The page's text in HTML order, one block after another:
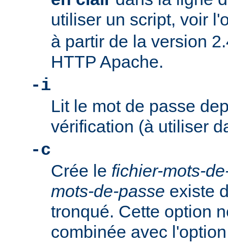
utiliser un script, voir
à partir de la version
HTTP Apache.
-i
Lit le mot de passe
vérification (à utiliser
-c
Crée le fichier-mots-
mots-de-passe existe
tronqué. Cette option
combinée avec